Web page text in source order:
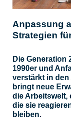
Anpassung
Strategien
Die Generation
1990er und
verstärkt in den
bringt neue
die Arbeitswelt,
die sie
bleiben.